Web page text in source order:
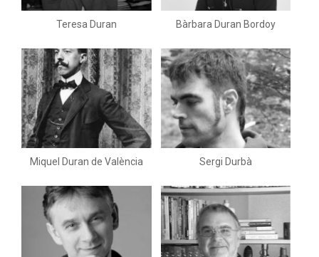
Teresa Duran Bàrbara Duran Bordoy
Miquel Duran de València Sergi Durbà